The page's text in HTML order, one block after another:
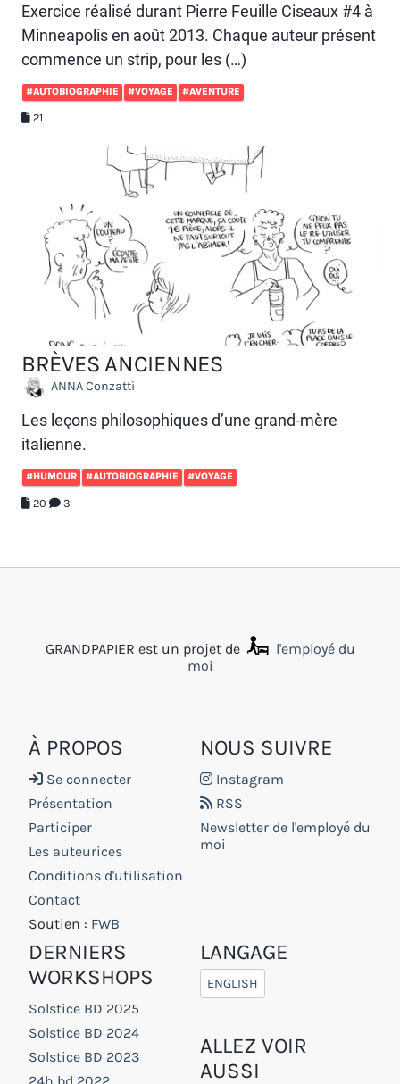
Exercice réalisé durant Pierre Feuille Ciseaux #4 à
Minneapolis en août 2013. Chaque auteur présent
commence un strip, pour les (…)
#AUTOBIOGRAPHIE #VOYAGE #AVENTURE
21
BRÈVES ANCIENNES
ANNA Conzatti
Les leçons philosophiques d’une grand-mère
italienne.
#HUMOUR #AUTOBIOGRAPHIE #VOYAGE
20 3
GRANDPAPIER est un projet de
l'employé du
moi
À PROPOS
Se connecter
Présentation
Participer
Les auteurices
Conditions d'utilisation
Contact
Soutien : FWB
NOUS SUIVRE
Instagram
RSS
Newsletter de l'employé du
moi
DERNIERS
WORKSHOPS
Solstice BD 2025
Solstice BD 2024
Solstice BD 2023
LANGAGE
ENGLISH
ALLEZ VOIR
AUSSI